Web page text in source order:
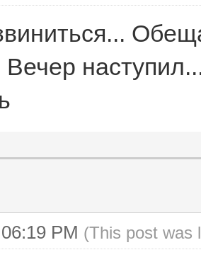
Вечер
PM (This post was